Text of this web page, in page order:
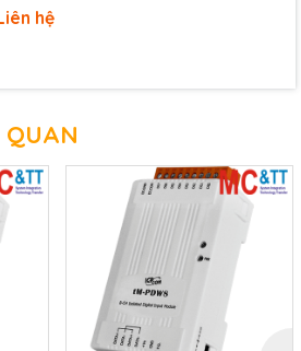
Isolation Current Input Module
hệ
QUAN